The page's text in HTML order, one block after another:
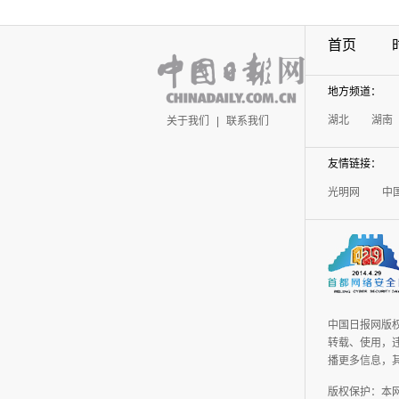
关于我们 联系我们
首页
地方频道：
湖北 湖南
友情链接：
光明网 中
中国日报网版
转载、使用，
播更多信息，
版权保护：本